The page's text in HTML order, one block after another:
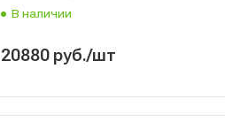
В наличии
20880 руб./шт